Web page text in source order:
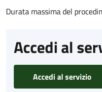
Durata massima del
Accedi al
Accedi al servizio